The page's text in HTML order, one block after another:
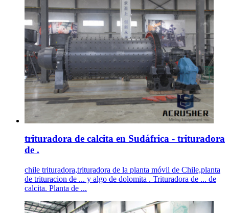
trituradora de calcita en Sudáfrica - trituradora
de .
chile trituradora,trituradora de la planta móvil de Chile,planta
de trituracion de ... y algo de dolomita . Trituradora de ... de
calcita. Planta de ...